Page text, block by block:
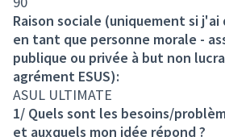
Raison sociale (uniquement si
en tant que personne morale -
publique ou privée à but non
agrément ESUS):
ASUL ULTIMATE
1/ Quels sont les besoins/
et auxquels mon idée répond ?